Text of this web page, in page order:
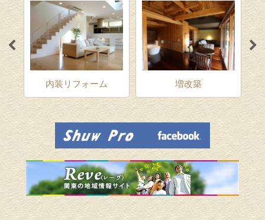
内装リフォーム 増改築